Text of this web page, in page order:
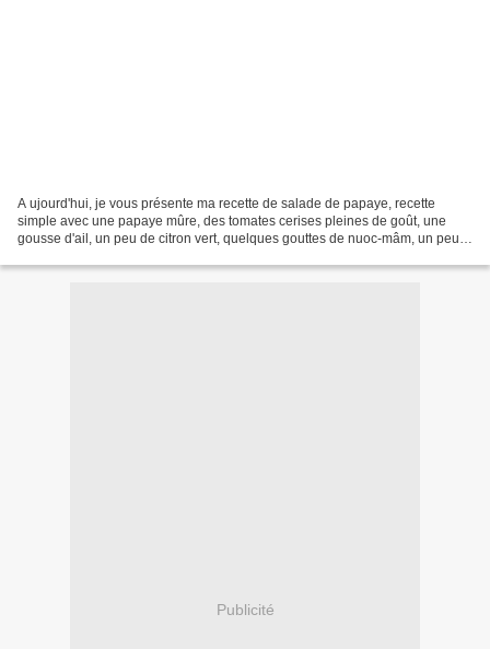
A ujourd'hui, je vous présente ma recette de salade de papaye, recette
simple avec une papaye mûre, des tomates cerises pleines de goût, une
gousse d'ail, un peu de citron vert, quelques gouttes de nuoc-mâm, un peu
Publicité